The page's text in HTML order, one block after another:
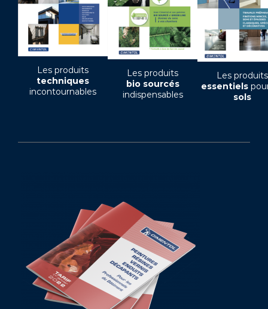
Les produits
techniques
incontournables
Les produits
bio sourcés
indispensables
Les produits
essentiels
sols